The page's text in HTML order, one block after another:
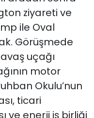
ziyareti ve
ile Oval
Görüşmede
uçağı
motor
Okulu’nun
ticari
ve enerji iş birliği